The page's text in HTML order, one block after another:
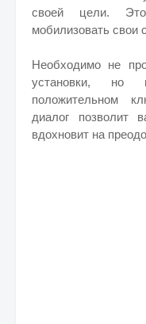
своей цели.
мобилизовать
Необходимо не
установки, но
положительном
диалог позволит
вдохновит на